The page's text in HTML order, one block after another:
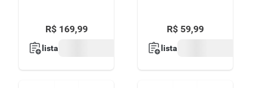
R$ 169,99
lista
R$ 59,99
lista